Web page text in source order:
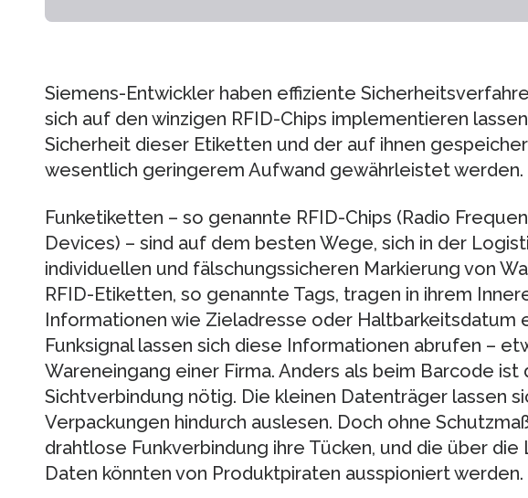
Siemens-Entwickler haben effiziente
sich auf den winzigen RFID-Chips implementieren
Sicherheit dieser Etiketten und der auf ihnen
wesentlich geringerem Aufwand gewährleistet werden.
Funketiketten – so genannte RFID-Chips (Radio
Devices) – sind auf dem besten Wege, sich in der
individuellen und fälschungssicheren Markierung von
RFID-Etiketten, so genannte Tags, tragen in ihrem
Informationen wie Zieladresse oder Haltbarkeitsdatum
Funksignal lassen sich diese Informationen abrufen –
Wareneingang einer Firma. Anders als beim Barcode ist
Sichtverbindung nötig. Die kleinen Datenträger lassen
Verpackungen hindurch auslesen. Doch ohne
drahtlose Funkverbindung ihre Tücken, und die über
Daten könnten von Produktpiraten ausspioniert werden.